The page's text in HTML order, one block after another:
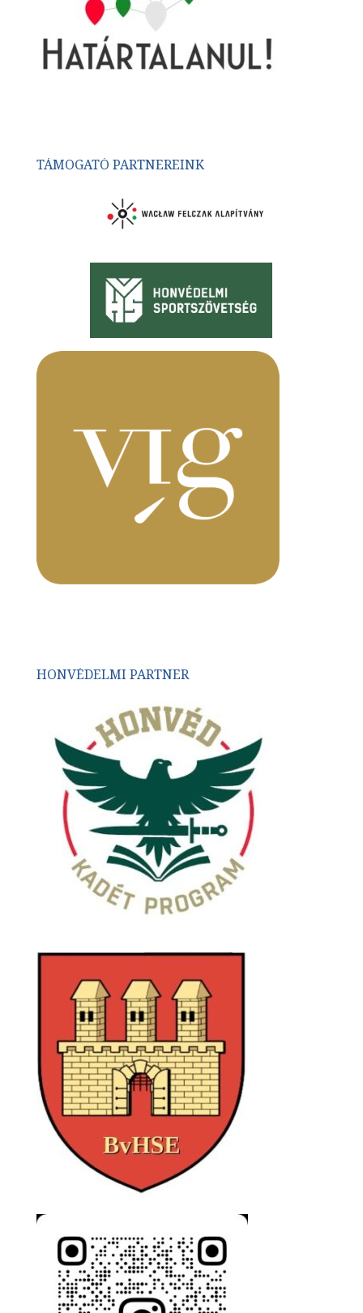
TÁMOGATÓ PARTNEREINK
HONVÉDELMI PARTNER